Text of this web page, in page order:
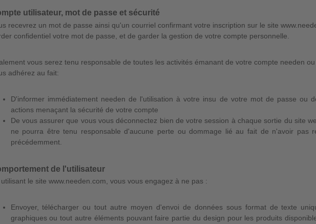
utilisateur, mot de passe et sécurité
recevrez un mot de passe ainsi qu'un courriel confirmant votre inscription sur le site
confidentiel votre mot de passe, et de garder la gestion de votre compte personnelle.
vous serez tenu responsable de toutes les activités émanant de votre compte needen
adhérez au fait:
D'informer immédiatement needen de l'utilisation à votre insu de votre mot de passe ou
actions menaçant la sécurité de votre compte
De vous assurer que vous vous déconnectez bien de votre session à chaque sortie du site
ne pourra être tenu responsable d'aucune perte ou dommage lié au fait de n'avoir pas
précédemment.
de l'utilisateur
utilisant le site www.needen.com, vous vous engagez à ne pas :
Envoyer, télécharger ou tout autre moyen d'envoi de données sous format de texte
graphiques ou tout autre éléments pouvant faire partie du design pour les produits